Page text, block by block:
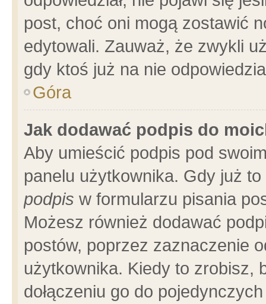
post, choć oni mogą zostawić
edytowali. Zauważ, że zwykli
gdy ktoś już na nie
Góra
Jak dodawać podpis do
Aby umieścić podpis pod
panelu użytkownika. Gdy już
podpis w formularzu pisania
Możesz również dodawać
postów, poprzez zaznaczenie
użytkownika. Kiedy to zrobisz,
dołączeniu go do